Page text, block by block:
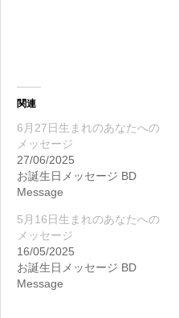
関連
6月27日生まれのあなたへの
メッセージ
27/06/2025
お誕生日メッセージ BD
Message
5月16日生まれのあなたへの
メッセージ
16/05/2025
お誕生日メッセージ BD
Message